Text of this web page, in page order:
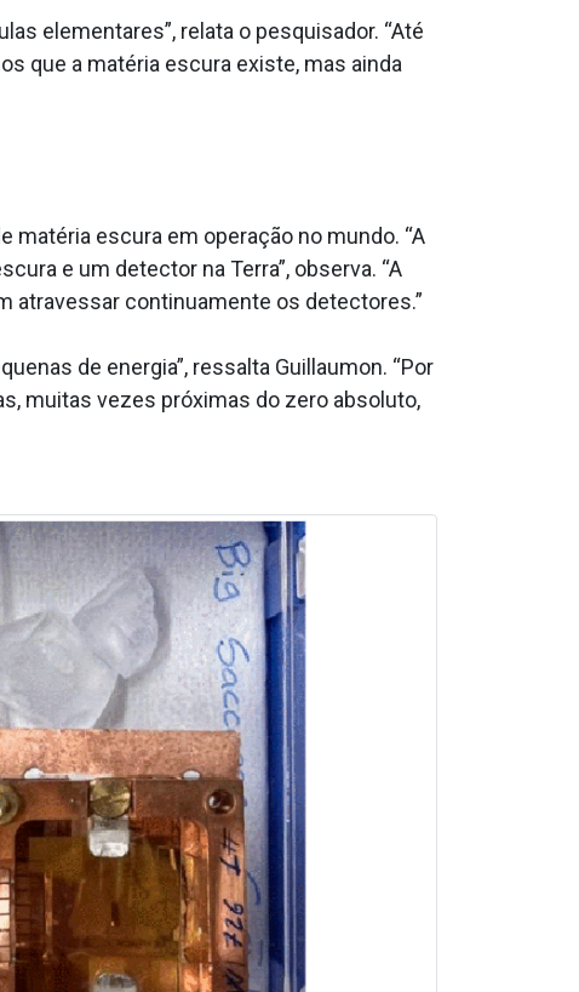
elementares”, relata o pesquisador. “Até
que a matéria escura existe, mas ainda
escura em operação no mundo. “A
e um detector na Terra”, observa. “A
atravessar continuamente os detectores.”
de energia”, ressalta Guillaumon. “Por
muitas vezes próximas do zero absoluto,